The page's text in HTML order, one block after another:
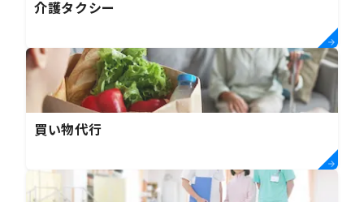
介護タクシー
買い物代行